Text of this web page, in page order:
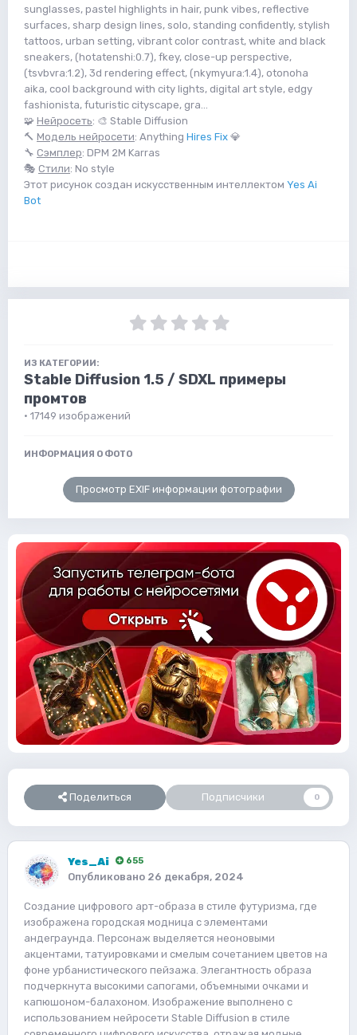
sunglasses, pastel highlights in hair, punk vibes, reflective
surfaces, sharp design lines, solo, standing confidently, stylish
tattoos, urban setting, vibrant color contrast, white and black
sneakers, (hotatenshi:0.7), fkey, close-up perspective,
(tsvbvra:1.2), 3d rendering effect, (nkymyura:1.4), otonoha
aika, cool background with city lights, digital art style, edgy
fashionista, futuristic cityscape, gra...
🧩 Нейросеть: 🎨 Stable Diffusion
🔨 Модель нейросети: Anything Hires Fix 💎
🔧 Сэмплер: DPM 2M Karras
🎭 Стили: No style
Этот рисунок создан искусственным интеллектом Yes Ai
Bot
ИЗ КАТЕГОРИИ:
Stable Diffusion 1.5 / SDXL примеры
промтов
· 17149 изображений
ИНФОРМАЦИЯ О ФОТО
Просмотр EXIF информации фотографии
Поделиться Подписчики 0
Yes_Ai 655
Опубликовано 26 декабря, 2024
Создание цифрового арт-образа в стиле футуризма, где
изображена городская модница с элементами
андеграунда. Персонаж выделяется неоновыми
акцентами, татуировками и смелым сочетанием цветов на
фоне урбанистического пейзажа. Элегантность образа
подчеркнута высокими сапогами, объемными очками и
капюшоном-балахоном. Изображение выполнено с
использованием нейросети Stable Diffusion в стиле